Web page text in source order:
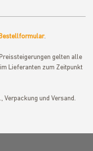
.
gelten alle
Lieferanten zum Zeitpunkt
und Versand.